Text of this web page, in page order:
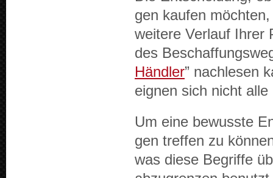
gen kaufen
weit­ere Ver­lauf Ihrer
des
Händler” nach­le­sen
eignen sich nicht
Um eine bewusste
gen tre­f­fen zu
was diese Begriffe